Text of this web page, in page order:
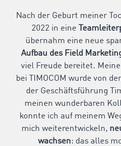
Nach der Geburt meiner
2022 in eine
übernahm eine neue
Aufbau des Field
viel Freude bereitet.
bei TIMOCOM wurde von
der Geschäftsführung
meinen wunderbaren
konnte ich auf meinem
mich weiterentwickeln,
wachsen: das alles